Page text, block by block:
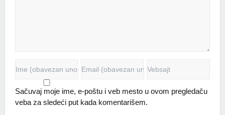
Sačuvaj moje ime, e-poštu i veb mesto u ovom pregledaču
veba za sledeći put kada komentarišem.